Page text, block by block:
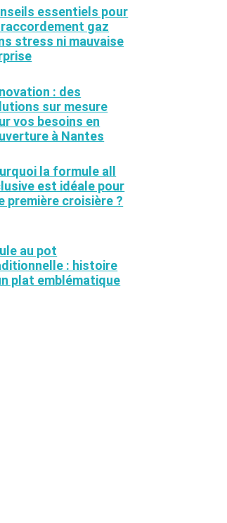
essentiels pour
raccordement gaz
stress ni mauvaise
: des
sur mesure
vos besoins en
à Nantes
la formule all
est idéale pour
première croisière ?
au pot
: histoire
plat emblématique